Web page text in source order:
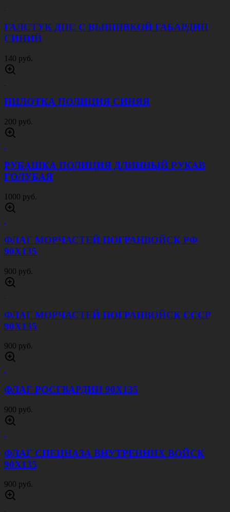
ГАЛСТУК ДПС С ВЫШИВКОЙ ГАБАРДИН
СИНИЙ
140 руб.
ПИЛОТКА ПОЛИЦИЯ СИНЯЯ
200 руб.
РУБАШКА ПОЛИЦИЯ ДЛИННЫЙ РУКАВ
ГОЛУБАЯ
1000 руб.
ФЛАГ МОРЧАСТЕЙ ПОГРАНВОЙСК РФ
90Х135
900 руб.
ФЛАГ МОРЧАСТЕЙ ПОГРАНВОЙСК СССР
90Х135
900 руб.
ФЛАГ РОСГВАРДИИ 90Х135
900 руб.
ФЛАГ СПЕЦНАЗА ВНУТРЕННИХ ВОЙСК
90Х135
900 руб.